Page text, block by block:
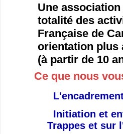
Une
totalité des
Française de
orientation plus
(à partir de 10
Ce que nous
Initiation et
Trappes et sur